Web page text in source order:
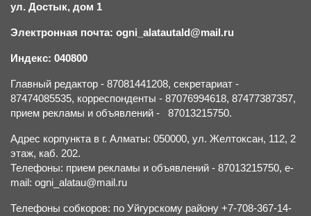
ул. Достык, дом 1
Электронная почта: ogni_alatautald@mail.ru
Индекс: 040800
Главный редактор - 87081441208, секретариат -
87474085535, корреспонденты - 87076994618, 87477387357,
прием рекламы и объявлений - 87013215750.
Адрес корпункта в г. Алматы: 050000, ул. Желтоксан, 112, 2
этаж, каб. 202.
Телефоны: прием рекламы и объявлений - 87013215750, e-
mail: ogni_alatau@mail.ru
Телефоны собкоров: по Уйгурскому району +7-708-367-14-